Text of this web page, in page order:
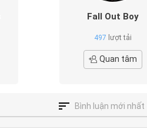
Fall Out Boy
497 lượt tải
Quan tâm
Bình luận mới nhất